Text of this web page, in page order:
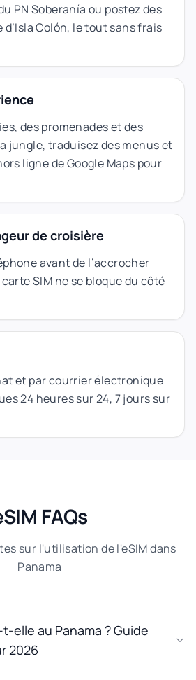
PN Soberanía ou postez des
d’Isla Colón, le tout sans frais
des promenades et des
jungle, traduisez des menus et
ligne de Google Maps pour
de croisière
avant de l’accrocher
SIM ne se bloque du côté
et par courrier électronique
24 heures sur 24, 7 jours sur
FAQs
sur l'utilisation de l'eSIM dans
Panama
elle au Panama ? Guide
2026